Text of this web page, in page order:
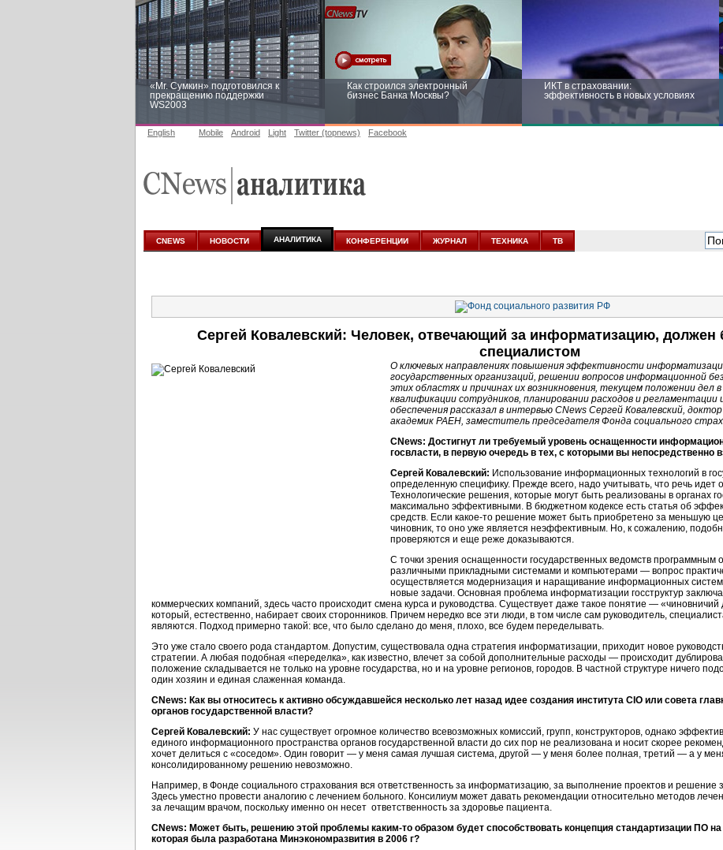
«Mr. Сумкин» подготовился к
прекращению поддержки
WS2003
Как строился электронный
бизнес Банка Москвы?
ИКТ в страховании:
эффективность в новых условиях
аналитике
новых условиях
English Mobile Android Light Twitter (topnews) Facebook
CNEWS НОВОСТИ АНАЛИТИКА КОНФЕРЕНЦИИ ЖУРНАЛ ТЕХНИКА ТВ
Сергей Ковалевский: Человек, отвечающий за информатизацию, должен
специалистом
О ключевых направлениях повышения эффективности
государственных организаций, решении вопросов информационной
этих областях и причинах их возникновения, текущем положении дел
квалификации сотрудников, планировании расходов и регламентации
обеспечения рассказал в интервью CNews Сергей Ковалевский,
академик РАЕН, заместитель председателя Фонда социального
CNews: Достигнут ли требуемый уровень оснащенности
госвласти, в первую очередь в тех, с которыми вы непосредственно
Сергей Ковалевский: Использование информационных технологий в
определенную специфику. Прежде всего, надо учитывать, что речь идет
Технологические решения, которые могут быть реализованы в органах
максимально эффективными. В бюджетном кодексе есть статья об
средств. Если какое-то решение может быть приобретено за меньшую
чиновник, то оно уже является неэффективным. Но, к сожалению,
проверяются и еще реже доказываются.
С точки зрения оснащенности государственных ведомств программным
различными прикладными системами и компьютерами — вопрос
осуществляется модернизация и наращивание информационных
новые задачи. Основная проблема информатизации госструктур
коммерческих компаний, здесь часто происходит смена курса и руководства. Существует даже такое понятие —
который, естественно, набирает своих сторонников. Причем нередко все эти люди, в том числе сам руководитель,
являются. Подход примерно такой: все, что было сделано до меня, плохо, все будем переделывать.
Это уже стало своего рода стандартом. Допустим, существовала одна стратегия информатизации, приходит новое
стратегии. А любая подобная «переделка», как известно, влечет за собой дополнительные расходы — происходит
положение складывается не только на уровне государства, но и на уровне регионов, городов. В частной структуре ничего
один хозяин и единая слаженная команда.
CNews: Как вы относитесь к активно обсуждавшейся несколько лет назад идее создания института CIO или совета
органов государственной власти?
Сергей Ковалевский: У нас существует огромное количество всевозможных комиссий, групп, конструкторов, однако
единого информационного пространства органов государственной власти до сих пор не реализована и носит скорее
хочет делиться с «соседом». Один говорит — у меня самая лучшая система, другой — у меня более полная, третий — а у
консолидированному решению невозможно.
Например, в Фонде социального страхования вся ответственность за информатизацию, за выполнение проектов и решение
Здесь уместно провести аналогию с лечением больного. Консилиум может давать рекомендации относительно методов
за лечащим врачом, поскольку именно он несет ответственность за здоровье пациента.
CNews: Может быть, решению этой проблемы каким-то образом будет способствовать концепция стандартизации ПО на
которая была разработана Минэкономразвития в 2006 г?